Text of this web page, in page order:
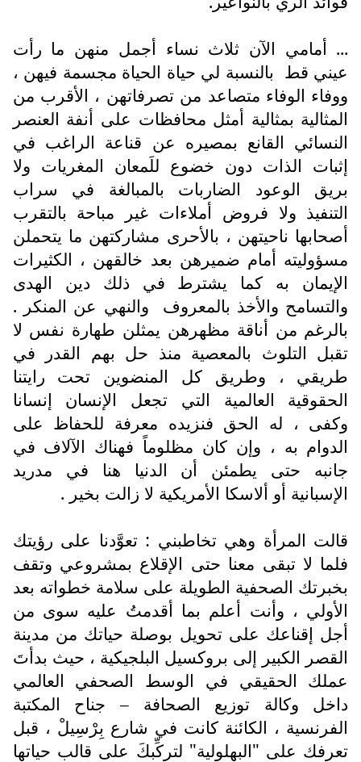
... أمامي الآن ثلاث نساء أجمل منهن ما رأت
عيني قط بالنسبة لي حياة الحياة مجسمة فيهن ،
ووفاء الوفاء متصاعد من تصرفاتهن ، الأقرب من
المثالية بمثالية أمثل محافظات على أنفة العنصر
النسائي القانع بمصيره عن قناعة الراغب في
إثبات الذات دون خضوع للَمعان المغريات ولا
بريق الوعود الضاربات بالمبالغة في سراب
التنفيذ ولا فروض أملاءات غير مباحة بالتقرب
أصحابها ناحيتهن ، بالأحرى مشاركتهن ما يتحملن
مسؤوليته أمام ضميرهن بعد خالقهن ، الكثيرات
الإيمان به كما يشترط في ذلك دين الهدى
والتسامح والأخذ بالمعروف
والنهي عن المنكر .
بالرغم من أناقة مظهرهن يمثلن طهارة نفس لا
تقبل التلوث بالمعصية منذ حل بهم القدر في
طريقي ، وطريق كل المنضوين تحت رايتنا
الحقوقية العالمية التي تجعل الإنسان إنسانا
وكفى ، له الحق فنزيده معرفة للحفاظ على
الدوام به ، وإن كان مظلوماً فهناك الآلاف في
جانبه حتى يطمئن أن الدنيا هنا في مدريد
الإسبانية أو ألاسكا الأمريكية لا زالت بخير .
قالت المرأة وهي تخاطبني : تعوَّدنا على رؤيتك
فلما لا تبقى معنا حتى الإقلاع بمشروعي وتقف
بخبرتك الصحفية الطويلة على سلامة خطواته بعد
الأولي ، وأنت أعلم بما أقدمتُ عليه سوى من
أجل إقناعك على تحويل بوصلة حياتك من مدينة
القصر الكبير إلى بروكسيل البلجيكية ، حيث بدأتَ
عملك الحقيقي في الوسط الصحفي العالمي
داخل وكالة توزيع الصحافة – جناح المكتبة
الفرنسية ، الكائنة كانت في شارع بِرْسِيلْ ، قبل
تعرفك على "البهلولية" لتركِّبكَ على قالب حياتها